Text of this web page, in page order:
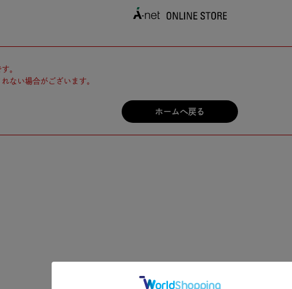
。
ない場合がございます。
ホームへ戻る